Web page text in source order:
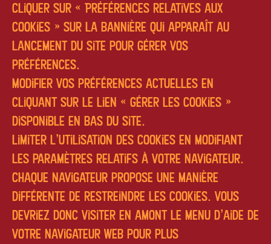
Cliquer sur « Préférences relatives aux
cookies » sur la bannière qui apparaît au
lancement du site pour gérer vos
préférences.
Modifier vos préférences actuelles en
cliquant sur le lien « Gérer les cookies »
disponible en bas du site.
Limiter l'utilisation des cookies en modifiant
les paramètres relatifs à votre navigateur.
Chaque navigateur propose une manière
différente de restreindre les cookies. Vous
devriez donc visiter en amont le menu d'aide de
votre navigateur Web pour plus